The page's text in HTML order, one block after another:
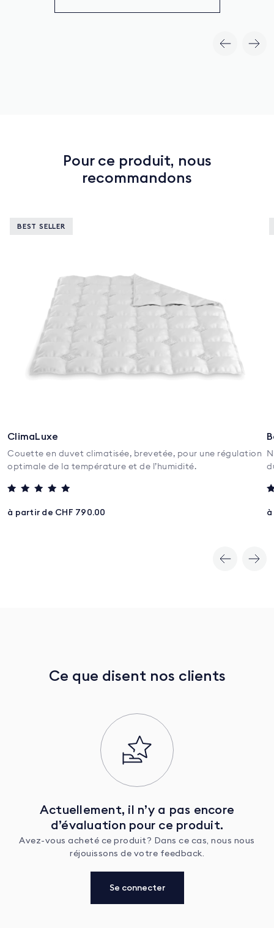
Pour ce produit, nous
recommandons
BEST SELLER
ClimaLuxe
Couette en duvet climatisée, brevetée, pour une régulation
optimale de la température et de l’humidité.
5
sur 5
à partir de CHF 790.00
5
Ce que disent nos clients
Actuellement, il n’y a pas encore
d’évaluation pour ce produit.
Avez-vous acheté ce produit? Dans ce cas, nous nous
réjouissons de votre feedback.
Se connecter